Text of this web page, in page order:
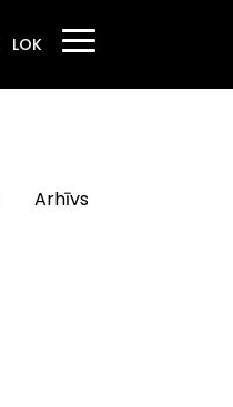
LOK
Arhīvs